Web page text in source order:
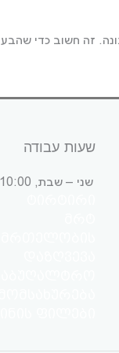
שעות עבודה
שני – שבת, 10:00 – 19:00